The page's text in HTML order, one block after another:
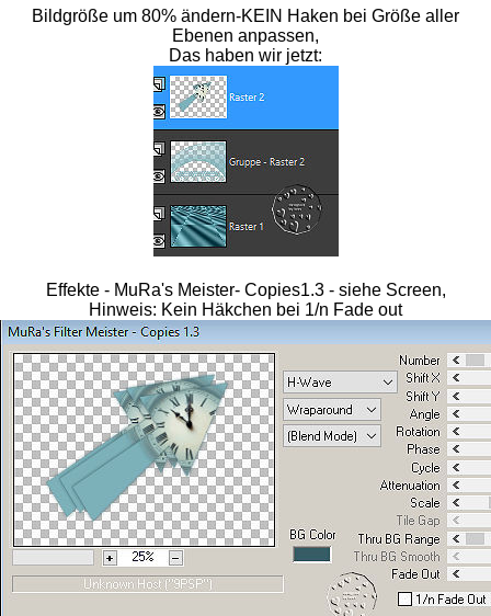
Bildgröße um 80% ändern-KEIN Haken bei Größe aller
Ebenen anpassen,
Das haben wir jetzt:
Effekte - MuRa's Meister- Copies1.3 - siehe Screen,
Hinweis: Kein Häkchen bei 1/n Fade out